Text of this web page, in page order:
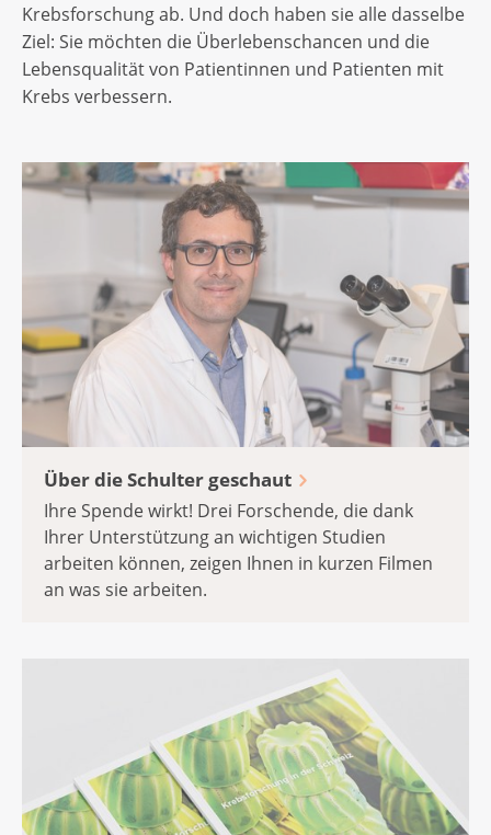
Krebsforschung ab. Und doch haben sie alle dasselbe
Ziel: Sie möchten die Überlebenschancen und die
Lebensqualität von Patientinnen und Patienten mit
Krebs verbessern.
Über die Schulter geschaut
Ihre Spende wirkt! Drei Forschende, die dank
Ihrer Unterstützung an wichtigen Studien
arbeiten können, zeigen Ihnen in kurzen Filmen
an was sie arbeiten.